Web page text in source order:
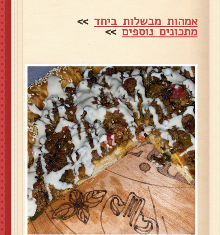
אמהות מבשלות ביחד >>
מתכונים נוספים>>